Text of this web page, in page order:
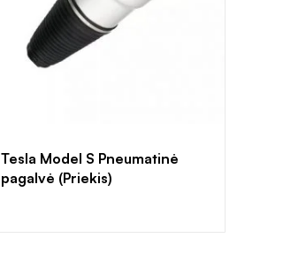
Tesla Model S Pneumatinė
pagalvė (Priekis)